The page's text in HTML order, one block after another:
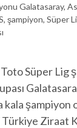
Galatasaray,
, şampiyon, Süper
Süper Lig
şampiyon
Ziraat